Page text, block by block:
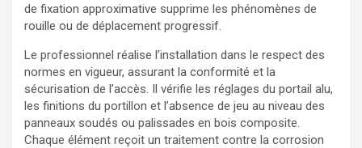
de fixation approximative supprime les phénomènes de
rouille ou de déplacement progressif.
Le professionnel réalise l’installation dans le respect des
normes en vigueur, assurant la conformité et la
sécurisation de l’accès. Il vérifie les réglages du portail alu,
les finitions du portillon et l’absence de jeu au niveau des
panneaux soudés ou palissades en bois composite.
Chaque élément reçoit un traitement contre la corrosion